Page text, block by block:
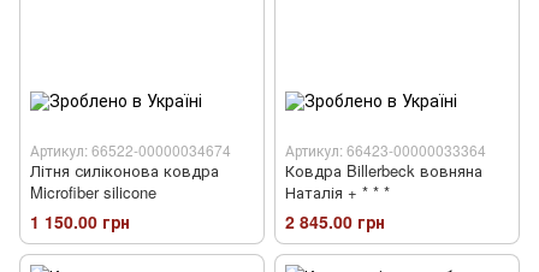
Артикул: 66522-00000034674
Літня силіконова ковдра
Microfiber silicone
1 150.00 грн
Артикул: 66423-00000033364
Ковдра Billerbeck вовняна
Наталія + * * *
2 845.00 грн